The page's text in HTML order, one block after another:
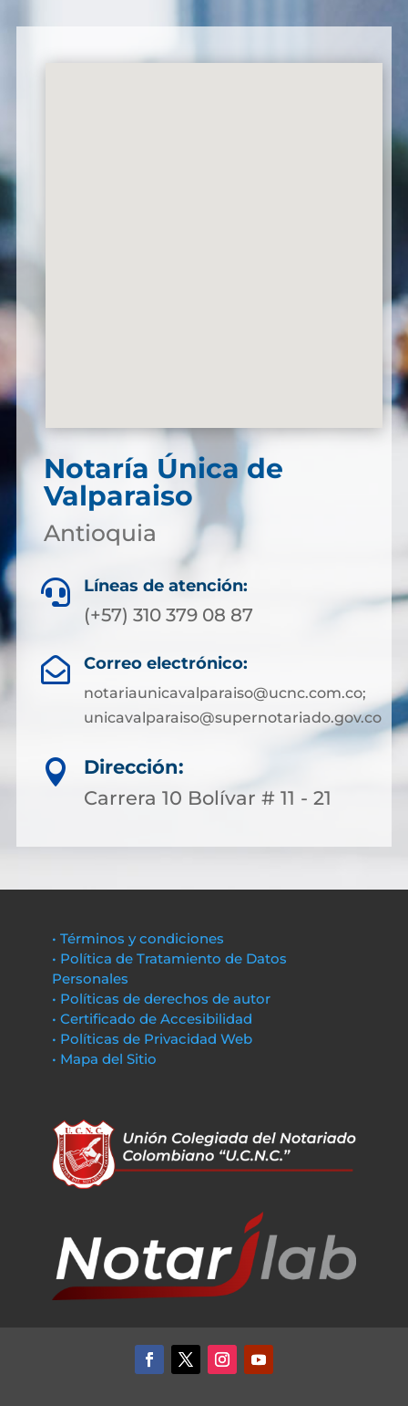
Notaría Única de
Valparaiso
Antioquia
 Líneas de atención:
(+57) 310 379 08 87
 Correo electrónico:
notariaunicavalparaiso@ucnc.com.co;
unicavalparaiso@supernotariado.gov.co

Dirección:
Carrera 10 Bolívar # 11 - 21
• Términos y condiciones
• Política de Tratamiento de Datos
Personales
• Políticas de derechos de autor
• Certificado de Accesibilidad
• Políticas de Privacidad Web
• Mapa del Sitio